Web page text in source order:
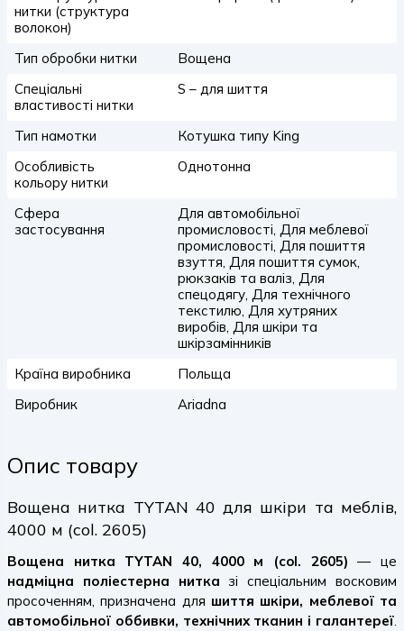
нитки (структура
волокон)
Тип обробки нитки
Вощена
Спеціальні
властивості нитки
S – для шиття
Тип намотки
Котушка типу King
Особливість
кольору нитки
Однотонна
Сфера
застосування
Для автомобільної
промисловості, Для меблевої
промисловості, Для пошиття
взуття, Для пошиття сумок,
рюкзаків та валіз, Для
спецодягу, Для технічного
текстилю, Для хутряних
виробів, Для шкіри та
шкірзамінників
Країна виробника
Польща
Виробник
Ariadna
Опис товару
Вощена нитка TYTAN 40 для шкіри та меблів,
4000 м (col. 2605)
Вощена нитка TYTAN 40, 4000 м (col. 2605) — це
надміцна поліестерна нитка зі спеціальним восковим
просоченням, призначена для шиття шкіри, меблевої та
автомобільної оббивки, технічних тканин і галантереї.